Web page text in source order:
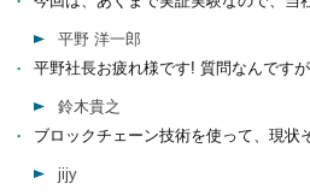
平野 洋一郎
平野社長お疲れ様です! 質問なんです
鈴木貴之
ブロックチェーン技術を使って、現状
jijy